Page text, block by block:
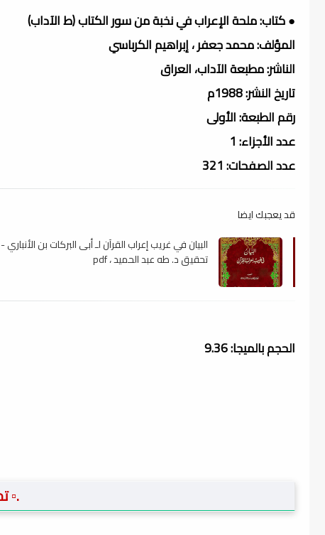
● كتاب: ملحة الإعراب في نخبة من سور الكتاب (ط الآداب)
المؤلف: محمد جعفر ، إبراهيم الكرباسي
الناشر: مطبعة الآداب، العراق
تاريخ النشر: 1988م
رقم الطبعة: الأولى
عدد الأجزاء: 1
عدد الصفحات: 321
قد يعجبك ايضا
البيان في غريب إعراب القرآن لـ أبى البركات بن الأنباري -
تحقيق د. طه عبد الحميد ، pdf
الحجم بالميجا: 9.36
.▫️